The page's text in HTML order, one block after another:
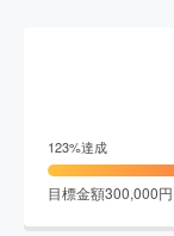
123%達成
目標金額300,000円